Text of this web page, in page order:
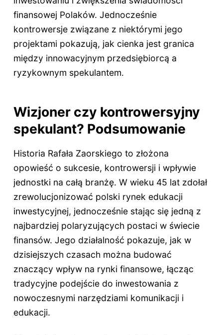
finansowej Polaków. Jednocześnie
kontrowersje związane z niektórymi jego
projektami pokazują, jak cienka jest granica
między innowacyjnym przedsiębiorcą a
ryzykownym spekulantem.
Wizjoner czy kontrowersyjny
spekulant? Podsumowanie
Historia Rafała Zaorskiego to złożona
opowieść o sukcesie, kontrowersji i wpływie
jednostki na całą branżę. W wieku 45 lat zdołał
zrewolucjonizować polski rynek edukacji
inwestycyjnej, jednocześnie stając się jedną z
najbardziej polaryzujących postaci w świecie
finansów. Jego działalność pokazuje, jak w
dzisiejszych czasach można budować
znaczący wpływ na rynki finansowe, łącząc
tradycyjne podejście do inwestowania z
nowoczesnymi narzędziami komunikacji i
edukacji.